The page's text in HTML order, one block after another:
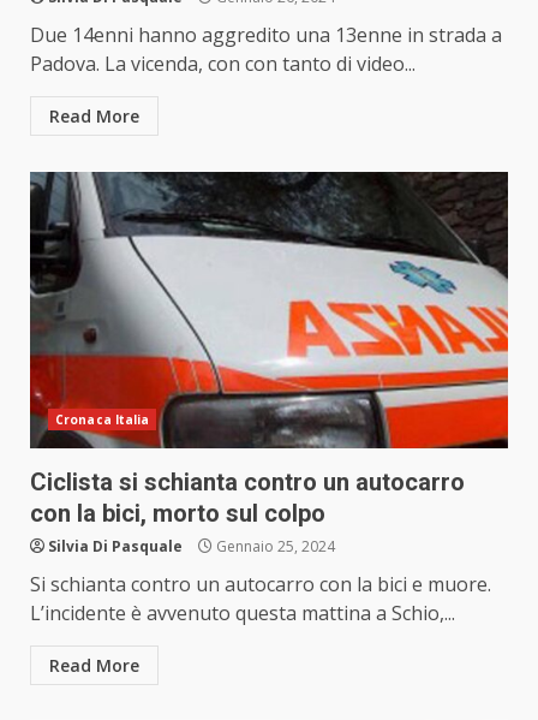
Due 14enni hanno aggredito una 13enne in strada a
Padova. La vicenda, con con tanto di video...
Read More
Cronaca Italia
Ciclista si schianta contro un autocarro
con la bici, morto sul colpo
Silvia Di Pasquale Gennaio 25, 2024
Si schianta contro un autocarro con la bici e muore.
L’incidente è avvenuto questa mattina a Schio,...
Read More